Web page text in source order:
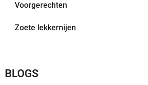
Voorgerechten
Zoete lekkernijen
BLOGS